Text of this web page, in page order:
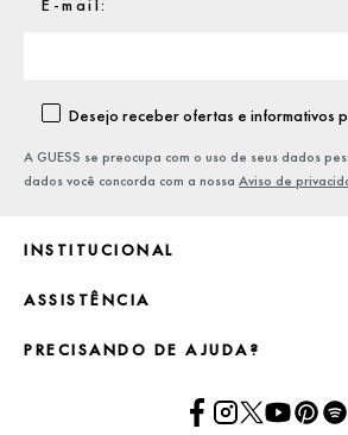
INSTITUCIONAL
ASSISTÊNCIA
PRECISANDO DE AJUDA?
Desejo receber ofertas e informativos
A GUESS se preocupa com o uso de seus dados
dados você concorda com a nossa Aviso de